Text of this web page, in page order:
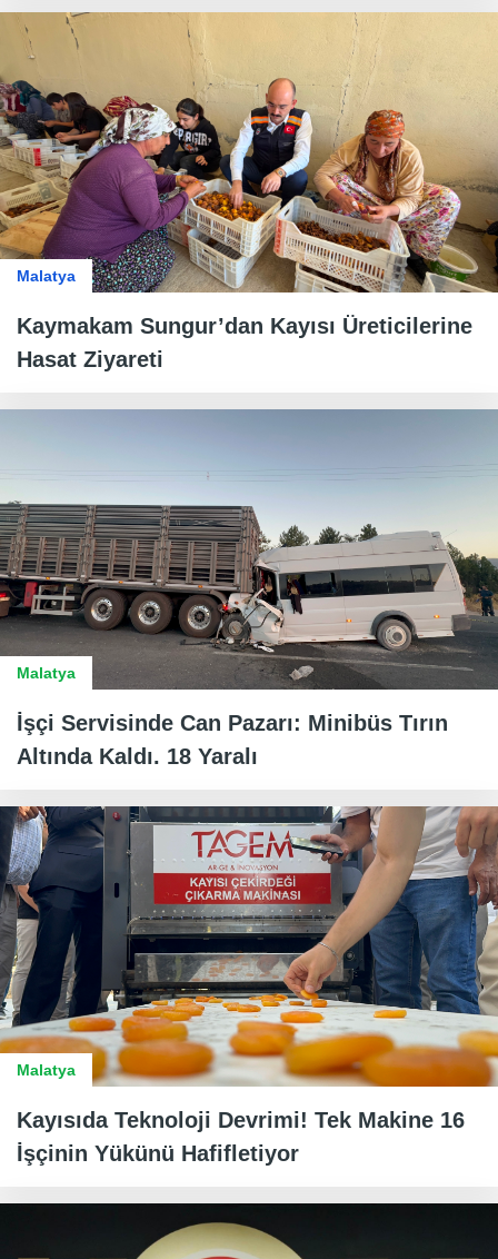
Malatya
Kaymakam Sungur’dan Kayısı Üreticilerine
Hasat Ziyareti
Malatya
İşçi Servisinde Can Pazarı: Minibüs Tırın
Altında Kaldı. 18 Yaralı
Malatya
Kayısıda Teknoloji Devrimi! Tek Makine 16
İşçinin Yükünü Hafifletiyor